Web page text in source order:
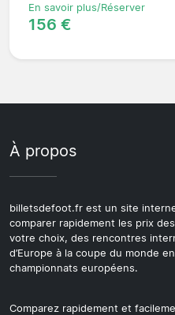
En savoir plus/Réserver
156 €
À propos
billetsdefoot.fr est un site
comparer rapidement les prix
votre choix, des rencontres
d’Europe à la coupe du monde
championnats européens.
Comparez rapidement et